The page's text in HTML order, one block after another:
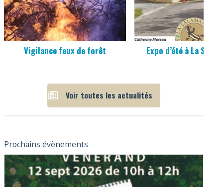
Vigilance feux de forêt Expo d’été à La
Voir toutes les actualités
Prochains évènements